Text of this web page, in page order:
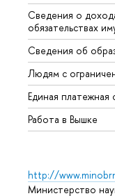
Сведения о
обязательствах
Сведения об
Людям с
Единая платежная
Работа в Вышке
http://
Министерство